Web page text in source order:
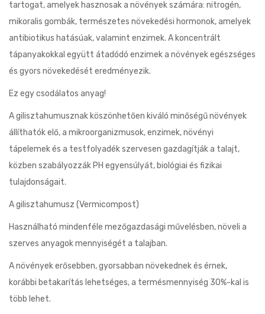
tartogat, amelyek hasznosak a növények számára: nitrogén,
mikoralis gombák, természetes növekedési hormonok, amelyek
antibiotikus hatásúak, valamint enzimek. A koncentrált
tápanyakokkal együtt átadódó enzimek a növények egészséges
és gyors növekedését eredményezik.
Ez egy csodálatos anyag!
A gilisztahumusznak köszönhetően kiváló minőségű növények
állíthatók elő, a mikroorganizmusok, enzimek, növényi
tápelemek és a testfolyadék szervesen gazdagítják a talajt,
közben szabályozzák PH egyensúlyát, biológiai és fizikai
tulajdonságait.
A gilisztahumusz (Vermicompost)
Használható mindenféle mezőgazdasági művelésben, növeli a
szerves anyagok mennyiségét a talajban.
A növények erősebben, gyorsabban növekednek és érnek,
korábbi betakarítás lehetséges, a termésmennyiség 30%-kal is
több lehet.